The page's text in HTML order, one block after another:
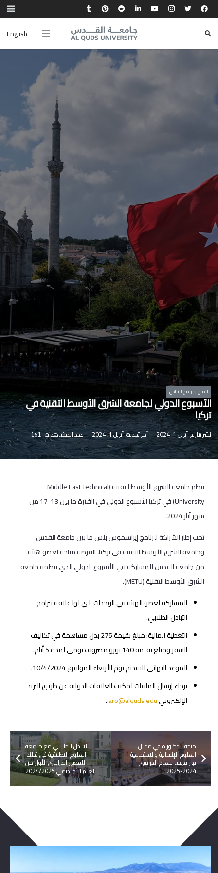
English
المنح وبرامج التبادل
الأسبوع الدولي لجامعة الشرق الأوسط التقنية في
تركيا
نشر بتاريخ أبريل 1, 2024 آخر تحديث أبريل 1, 2024 عدد المشاهدات: 161
تنظم جامعة الشرق الأوسط التقنية (Middle East Technical
University) في تركيا الأسبوع الدولي في الفترة ما بين 13-17 من
شهر أيار 2024.
تحت إطار الشراكة لبرنامج إيراسموس بلس ما بين جامعة القدس
وجامعة الشرق الأوسط التقنية في تركيا، الفرصة متاحة لعضو هيئة
من جامعة القدس للمشاركة في الأسبوع الدولي الذي تنظمه جامعة
الشرق الأوسط التقنية (METU).
المشاركة لعضو الهيئة في الوحدات التي لها علاقة ببرامج
التبادل الطلابي.
التغطية المالية: مبلغ بقيمة 275 بدل مساهمة في تكاليف
السفر ومبلغ بقيمة 140 يورو مصروف يومي لمدة 5 أيام.
الموعد النهائي للتقديم يوم الأربعاء الموافق 10/4/2024.
برجاء إرسال الملفات لمكتب العلاقات الدولية عن طريق البريد
الإلكترونيiaro@alquds.edu
.
التبادل الطلابي مع جامعة
العلوم التطبيقية في فنلندا
للفصل الدراسي الأول من
العام الأكاديمي 2024/2025
منحة الدكتوراه في مجال
العلوم الإنسانية والاجتماعية
في فرنسا للعام الدراسي
2024-2025